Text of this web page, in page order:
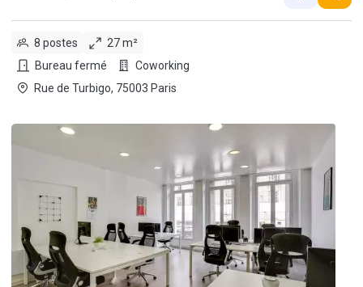
8 postes
27 m²
Bureau fermé
Coworking
Rue de Turbigo, 75003 Paris